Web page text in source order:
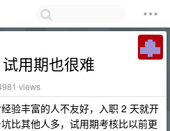
用期也很难
views
验丰富的人不友好，入职 2 天就开
比其他人多，试用期考核比以前更